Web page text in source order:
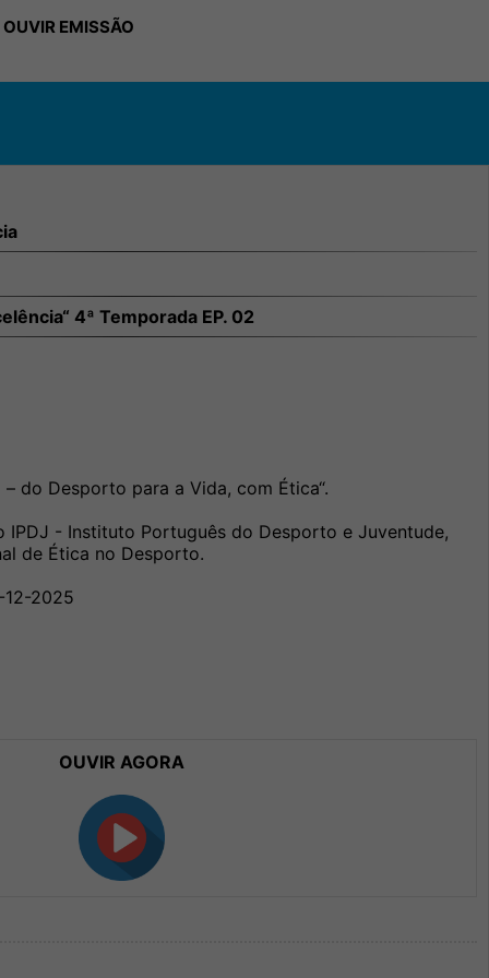
EMISSÃO
4ª Temporada EP. 02
do Desporto para a Vida, com Ética“.
- Instituto Português do Desporto e Juventude,
de Ética no Desporto.
2025
OUVIR AGORA